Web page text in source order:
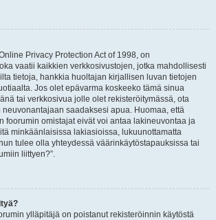
Privacy Protection Act of 1998, on
vaatii kaikkien verkkosivustojen, jotka mahdollisesti
tietoja, hankkia huoltajan kirjallisen luvan tietojen
Jos olet epävarma koskeeko tämä sinua
tai verkkosivua jolle olet rekisteröitymässä, ota
saadaksesi apua. Huomaa, että
foorumin omistajat eivät voi antaa lakineuvontaa ja
minkäänlaisissa lakiasioissa, lukuunottamatta
tulee olla yhteydessä väärinkäytöstapauksissa tai
liittyen?”.
ylläpitäjä on poistanut rekisteröinnin käytöstä